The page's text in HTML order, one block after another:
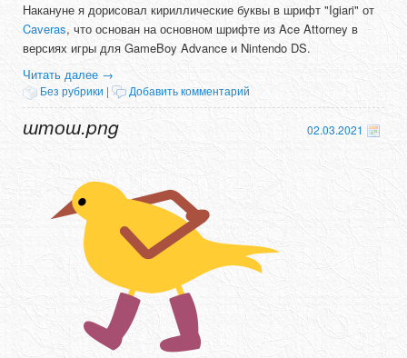
Накануне я дорисовал кириллические буквы в шрифт "Igiari" от
Caveras, что основан на основном шрифте из Ace Attorney в
версиях игры для GameBoy Advance и Nintendo DS.
Читать далее →
Без рубрики | Добавить комментарий
02.03.2021
штош.png